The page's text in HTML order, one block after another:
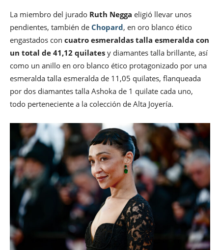
La miembro del jurado Ruth Negga eligió llevar unos
pendientes, también de Chopard, en oro blanco ético
engastados con cuatro esmeraldas talla esmeralda con
un total de 41,12 quilates y diamantes talla brillante, así
como un anillo en oro blanco ético protagonizado por una
esmeralda talla esmeralda de 11,05 quilates, flanqueada
por dos diamantes talla Ashoka de 1 quilate cada uno,
todo perteneciente a la colección de Alta Joyería.